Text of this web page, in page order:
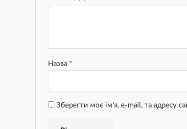
Назва *
Зберегти моє ім'я, e-mail, та адресу